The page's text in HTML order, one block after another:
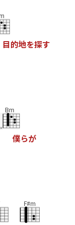
目的地を探す
Bm
僕らが
F#m